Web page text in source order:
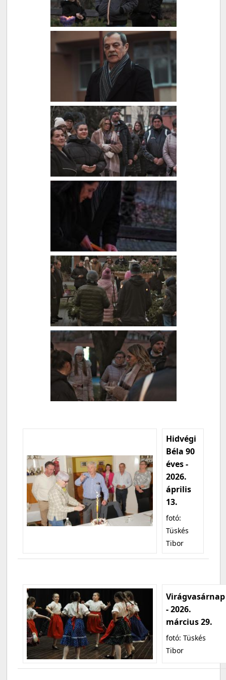
Hidvégi
Béla 90
éves -
2026.
április
13.
fotó:
Tüskés
Tibor
Virágvasárnap
- 2026.
március 29.
fotó: Tüskés
Tibor